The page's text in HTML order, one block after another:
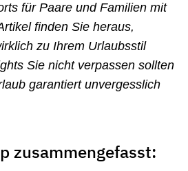
für Paare und Familien mit
finden Sie heraus,
zu Ihrem Urlaubsstil
Sie nicht verpassen sollten
garantiert unvergesslich
zusammengefasst: